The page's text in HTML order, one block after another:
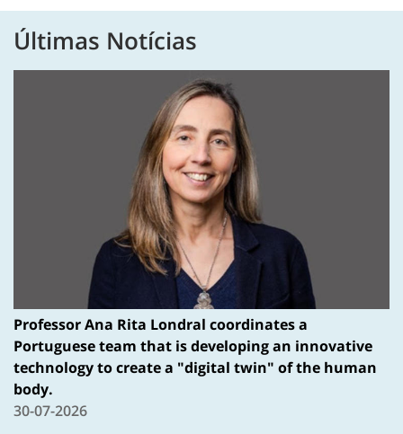
Últimas Notícias
Professor Ana Rita Londral coordinates a
Portuguese team that is developing an innovative
technology to create a "digital twin" of the human
body.
30-07-2026